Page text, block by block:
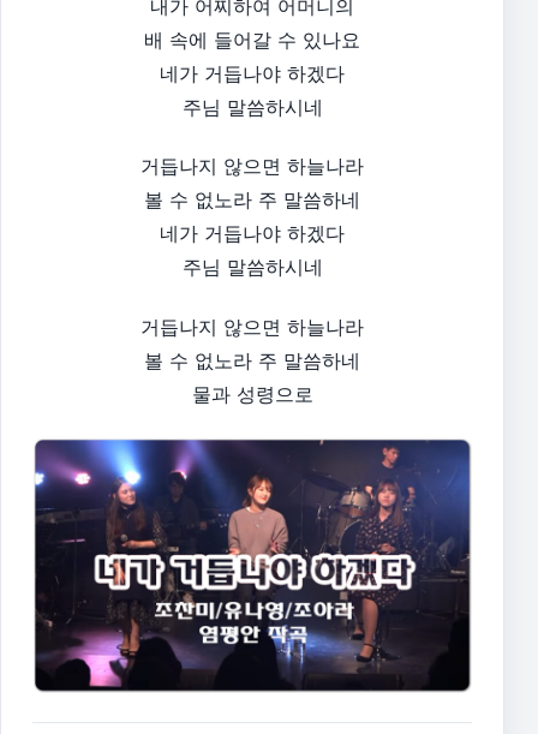
내가 어찌하여 어머니의
배 속에 들어갈 수 있나요
네가 거듭나야 하겠다
주님 말씀하시네
거듭나지 않으면 하늘나라
볼 수 없노라 주 말씀하네
네가 거듭나야 하겠다
주님 말씀하시네
거듭나지 않으면 하늘나라
볼 수 없노라 주 말씀하네
물과 성령으로